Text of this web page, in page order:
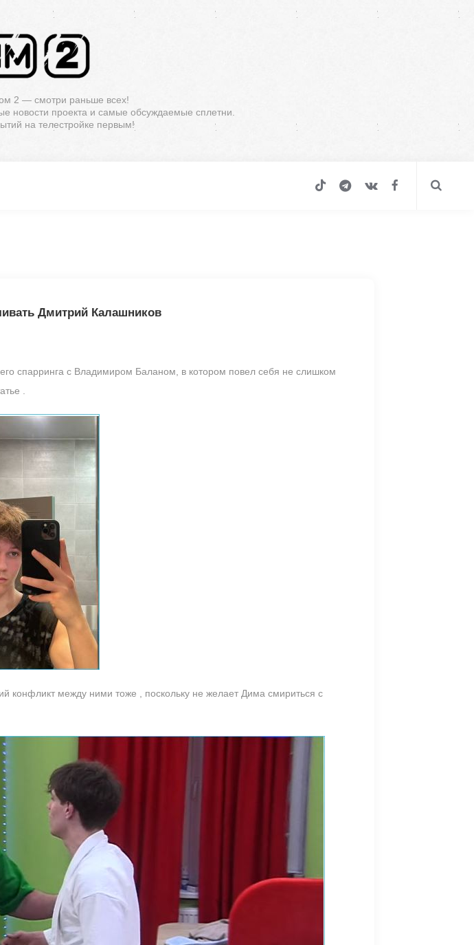
2 — смотри раньше всех!
новости проекта и самые обсуждаемые сплетни.
на телестройке первым!
Дмитрий Калашников
спарринга с Владимиром Баланом, в котором повел себя не слишком
.
конфликт между ними тоже , поскольку не желает Дима смириться с